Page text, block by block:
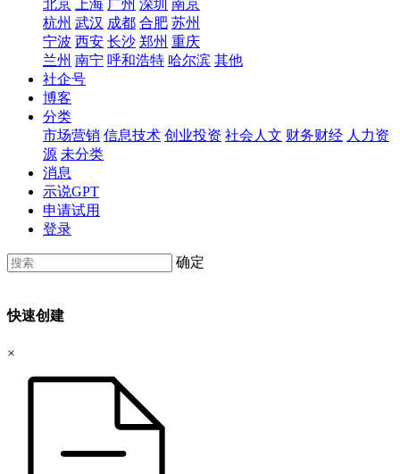
北京
上海 广州 深圳 南京
杭州 武汉 成都 合肥 苏州
宁波 西安 长沙 郑州 重庆
兰州 南宁 呼和浩特 哈尔滨 其他
社企号
博客
分类
市场营销 信息技术 创业投资 社会人文 财务财经 人力资
源 未分类
消息
示说GPT
申请试用
登录
确定
快速创建
×